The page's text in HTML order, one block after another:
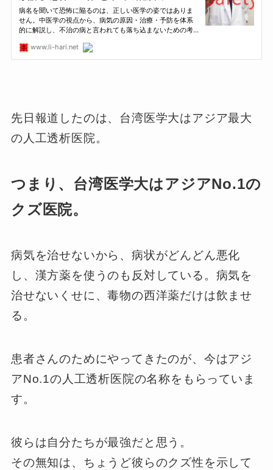
先日報道したのは、台湾医学大はアジア最大
の人工透析医院。
つまり、台湾医学大はアジアNo.1の
クズ医院。
病気を治せないから、病状がどんどん悪化
し、漢方薬を使うのも反対している。病気を
治せないくせに、毒物の西洋薬だけは飲ませ
る。
患者さんのためにやってきたのが、今はアジ
アNo.1の人工透析医院の名称をもらっていま
す。
彼らは自分たちが最強だと思う。
その無知は、ちょうど彼らのクズ性を示して